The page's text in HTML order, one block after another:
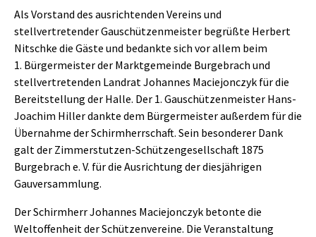
Als Vorstand des ausrichtenden Vereins und
stellvertretender Gauschützenmeister begrüßte Herbert
Nitschke die Gäste und bedankte sich vor allem beim
1. Bürgermeister der Marktgemeinde Burgebrach und
stellvertretenden Landrat Johannes Maciejonczyk für die
Bereitstellung der Halle. Der 1. Gauschützenmeister Hans-
Joachim Hiller dankte dem Bürgermeister außerdem für die
Übernahme der Schirmherrschaft. Sein besonderer Dank
galt der Zimmerstutzen-Schützengesellschaft 1875
Burgebrach e. V. für die Ausrichtung der diesjährigen
Gauversammlung.
Der Schirmherr Johannes Maciejonczyk betonte die
Weltoffenheit der Schützenvereine. Die Veranstaltung